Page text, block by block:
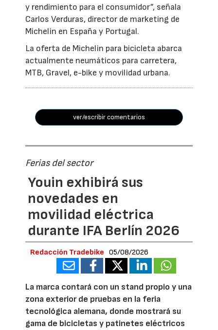
y rendimiento para el consumidor”, señala
Carlos Verduras, director de marketing de
Michelin en España y Portugal.
La oferta de Michelin para bicicleta abarca
actualmente neumáticos para carretera,
MTB, Gravel, e-bike y movilidad urbana.
ver/escribir comentarios
Ferias del sector
Youin exhibirá sus
novedades en
movilidad eléctrica
durante IFA Berlín 2026
Redacción Tradebike 05/08/2026
La marca contará con un stand propio y una
zona exterior de pruebas en la feria
tecnológica alemana, donde mostrará su
gama de bicicletas y patinetes eléctricos